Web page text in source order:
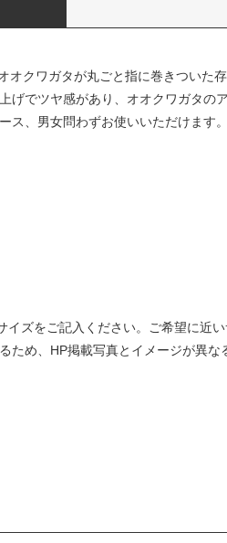
クワガタが丸ごと指に巻きついた
でツヤ感があり、オオクワガタの
ス、男女問わずお使いいただけます。
ズをご記入ください。ご希望に近い
め、HP掲載写真とイメージが異な